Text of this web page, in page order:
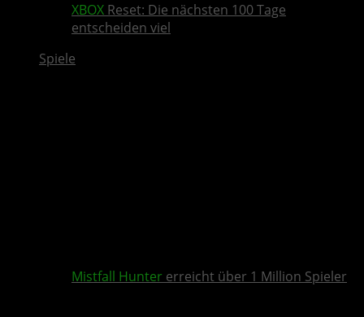
XBOX Reset: Die nächsten 100 Tage
entscheiden viel
Spiele
Mistfall Hunter erreicht über 1 Million Spieler